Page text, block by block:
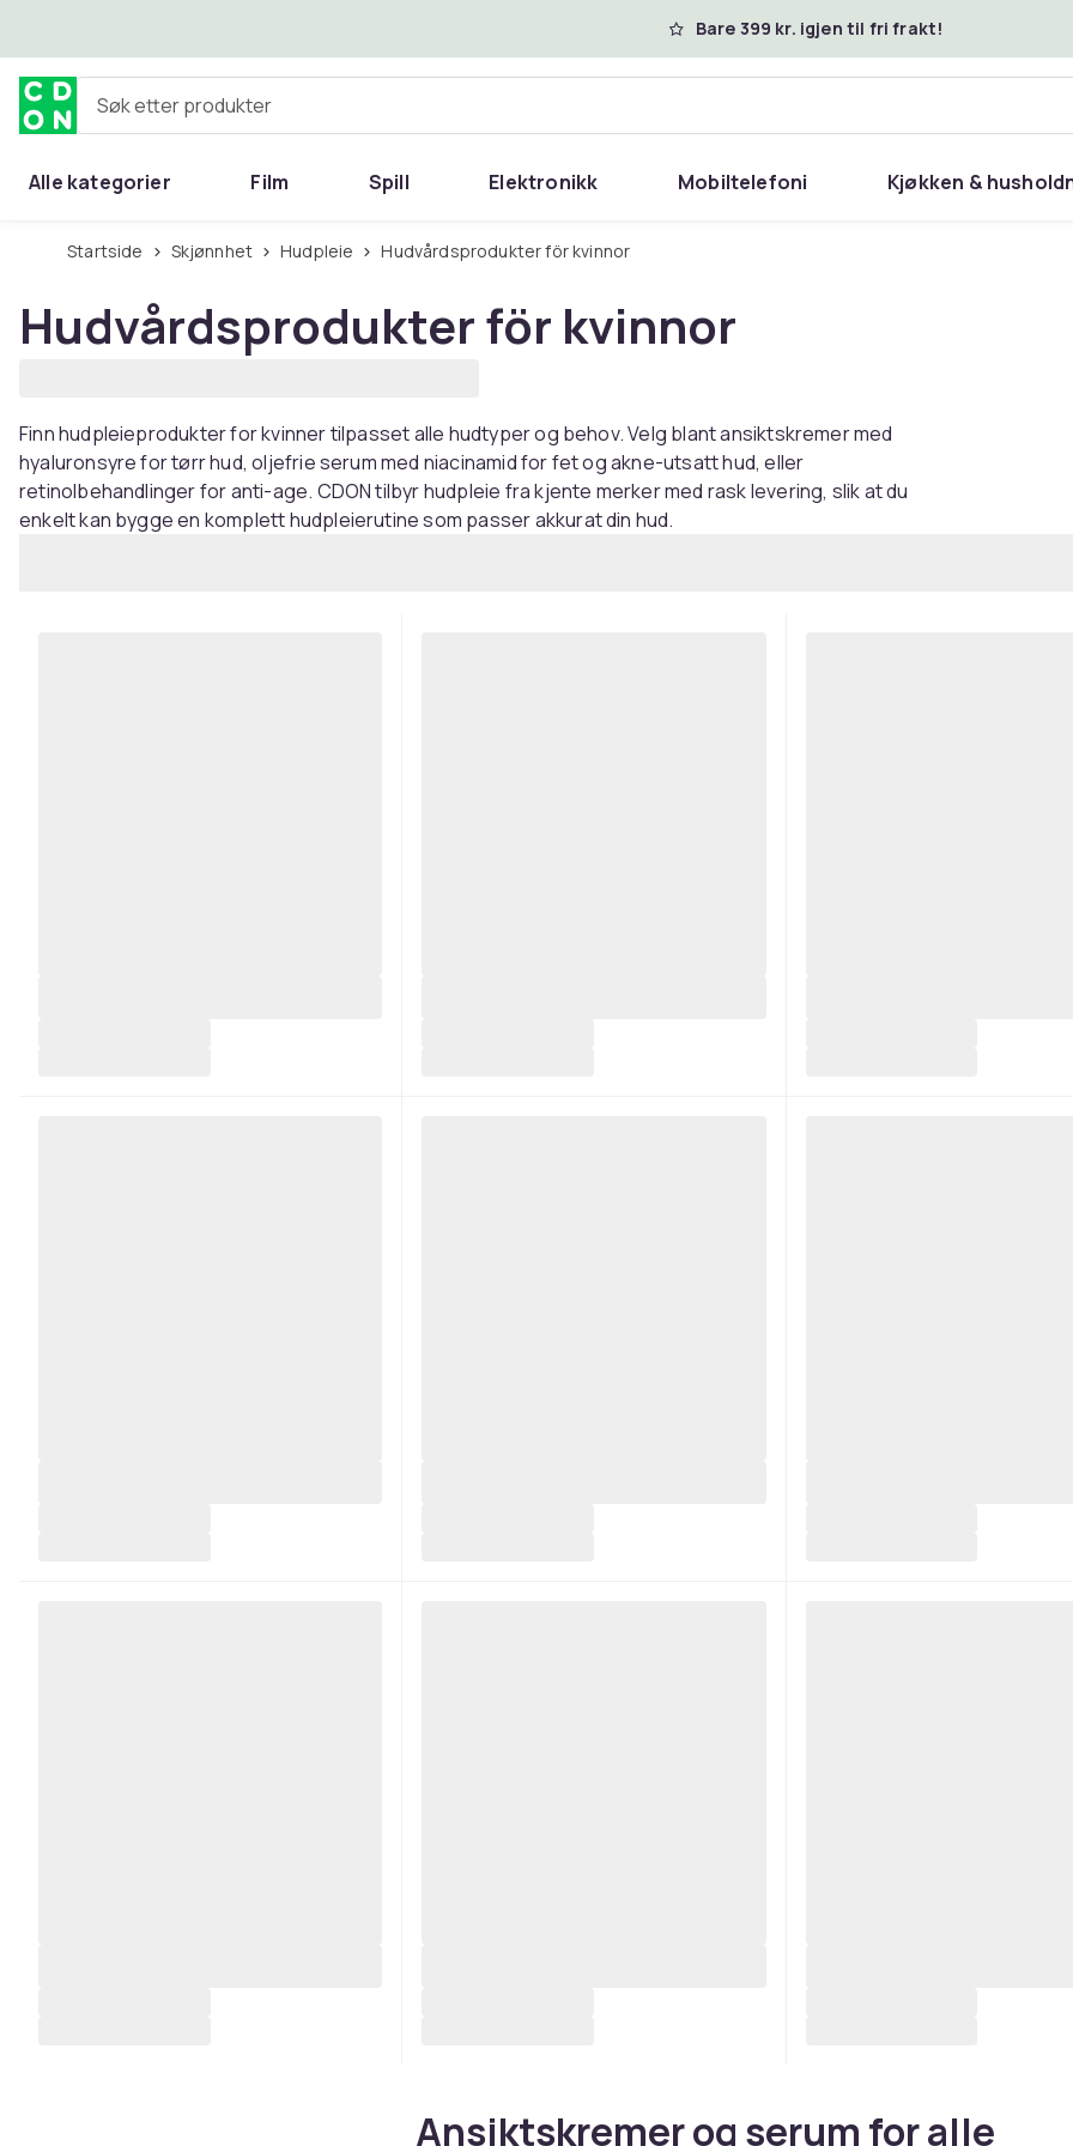
Bare 399 kr. igjen til fri frakt!
Søk etter produkter
Alle kategorier Film Spill Elektronikk Mobiltelefoni Kjøkken &
Startside Skjønnhet Hudpleie Hudvårdsprodukter för kvinnor
Hudvårdsprodukter för kvinnor
Finn hudpleieprodukter for kvinner tilpasset alle hudtyper og behov. Velg blant ansiktskremer med
hyaluronsyre for tørr hud, oljefrie serum med niacinamid for fet og akne-utsatt hud, eller
retinolbehandlinger for anti-age. CDON tilbyr hudpleie fra kjente merker med rask levering, slik at du
enkelt kan bygge en komplett hudpleierutine som passer akkurat din hud.
Ansiktskremer og serum for alle